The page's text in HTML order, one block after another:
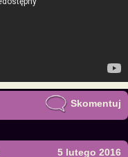
Skomentuj
5 lutego 2016